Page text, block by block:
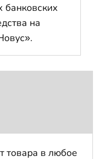
банковских
на
товара в любое